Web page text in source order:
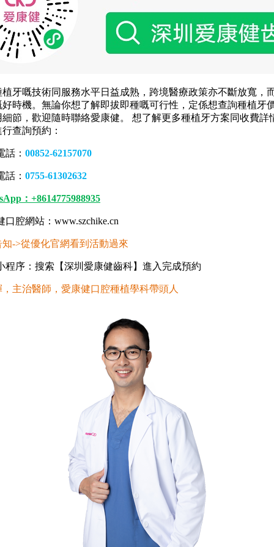
嘅技術同服務水平日益成熟，跨境醫療政策亦不斷放寬，
時機。無論你想了解即拔即種嘅可行性，定係想查詢種植牙
節，歡迎隨時聯絡愛康健。 想了解更多種植牙方案同收費詳
查詢預約：
： 00852-62157070
： 0755-61302632
：+8614775988935
網站：www.szchike.cn
->從優化官網看到活動過來
：搜索【深圳愛康健齒科】進入完成預約
主治醫師，愛康健口腔種植學科帶頭人